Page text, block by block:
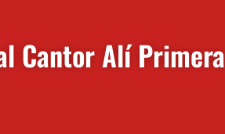
Cantor Alí Primera